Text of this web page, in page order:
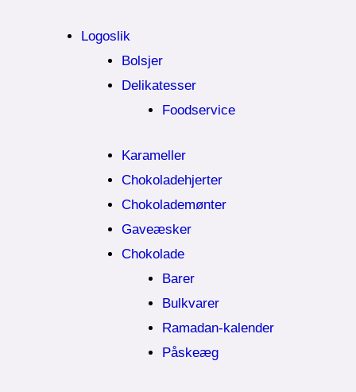
Logoslik
Bolsjer
Delikatesser
Foodservice
Karameller
Chokoladehjerter
Chokolademønter
Gaveæsker
Chokolade
Barer
Bulkvarer
Ramadan-kalender
Påskeæg